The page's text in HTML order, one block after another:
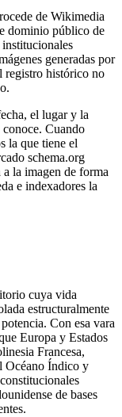
de Wikimedia
dominio público de
generadas por
registro histórico no
el lugar y la
Cuando
la que tiene el
schema.org
a la imagen de forma
e indexadores la
cuya vida
estructuralmente
Con esa vara
Europa y Estados
Francesa,
Océano Índico y
de bases